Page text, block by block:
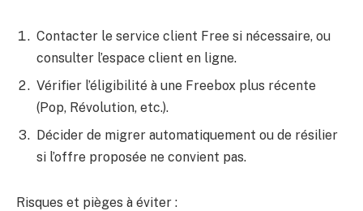
Contacter le service client Free si nécessaire, ou
consulter l’espace client en ligne.
Vérifier l’éligibilité à une Freebox plus récente
(Pop, Révolution, etc.).
Décider de migrer automatiquement ou de résilier
si l’offre proposée ne convient pas.
Risques et pièges à éviter :